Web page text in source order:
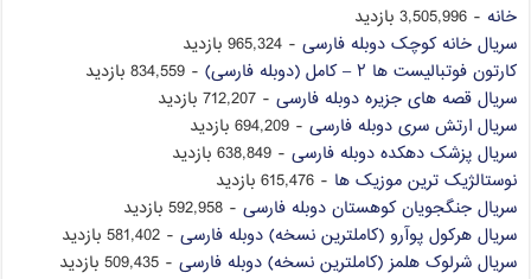
خانه - 3,505,996 بازدید
سریال خانه کوچک دوبله فارسی - 965,324 بازدید
کارتون فوتبالیست ها ۲ – کامل (دوبله فارسی)
- 834,559 بازدید
سریال قصه های جزیره دوبله فارسی - 712,207 بازدید
سریال ارتش سری دوبله فارسی - 694,209 بازدید
سریال پزشک دهکده دوبله فارسی - 638,849 بازدید
نوستالژیک ترین موزیک ها - 615,476 بازدید
سریال جنگجویان کوهستان دوبله فارسی - 592,958 بازدید
سریال هرکول پوآرو (کاملترین نسخه) دوبله فارسی - 581,402 بازدید
سریال شرلوک هلمز (کاملترین نسخه) دوبله فارسی - 509,435 بازدید